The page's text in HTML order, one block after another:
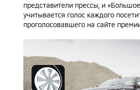
представители прессы, и
учитывается голос каждого
проголосовавшего на сайте